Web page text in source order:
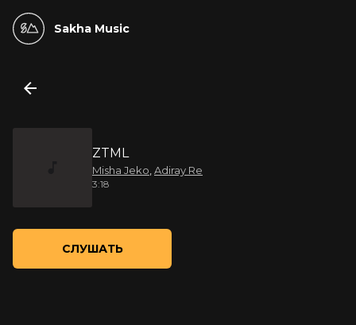
Sakha Music
ZTML
Misha Jeko Adiray Re
3:18
СЛУШАТЬ